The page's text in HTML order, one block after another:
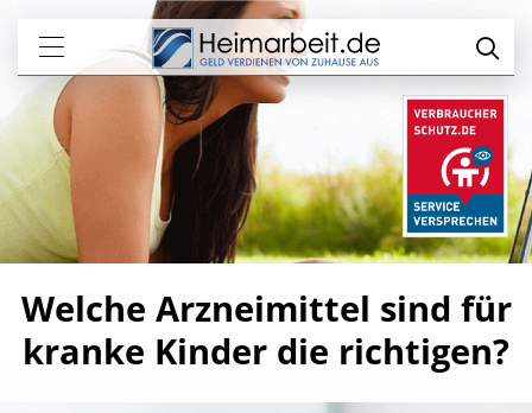
Welche Arzneimittel sind für
kranke Kinder die richtigen?